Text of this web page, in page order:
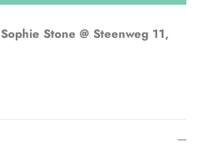
Sophie Stone @ Steenweg 11,